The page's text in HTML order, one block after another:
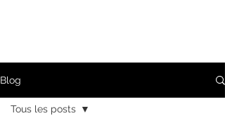
Blog
Tous les posts